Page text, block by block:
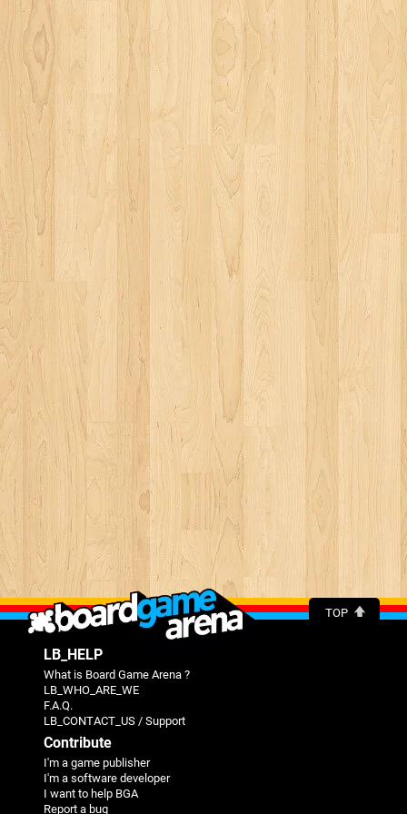
TOP
LB_HELP
What is Board Game Arena ?
LB_WHO_ARE_WE
F.A.Q.
LB_CONTACT_US / Support
Contribute
I'm a game publisher
I'm a software developer
I want to help BGA
Report a bug